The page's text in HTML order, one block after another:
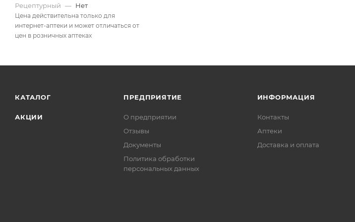
Рецептурный — Нет
Цена действительна только для
интернет-аптеки и может отличаться от
цен в розничных аптеках
КАТАЛОГ
АКЦИИ
ПРЕДПРИЯТИЕ
О предприятии
Отзывы
Документы
Политика обработки
персональных данных
ИНФОРМАЦИЯ
Контакты
Аптеки
Доставка и оплата